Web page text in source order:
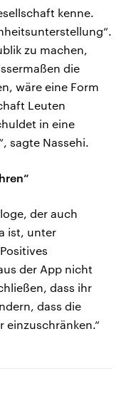
kenne.
zu machen,
die
wäre eine Form
Leuten
in eine
sagte Nassehi.
der auch
ist, unter
der App nicht
dass ihr
dass die
einzuschränken.“